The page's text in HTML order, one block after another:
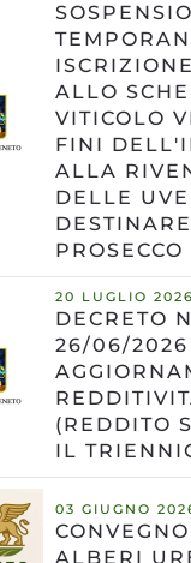
ALLO
VITICOLO
FINI
ALLA
DELLE
PROSECCO
20 LUGLIO 2026
DECRETO
26/06/2026
(REDDITO
IL
03 GIUGNO
ALBERI